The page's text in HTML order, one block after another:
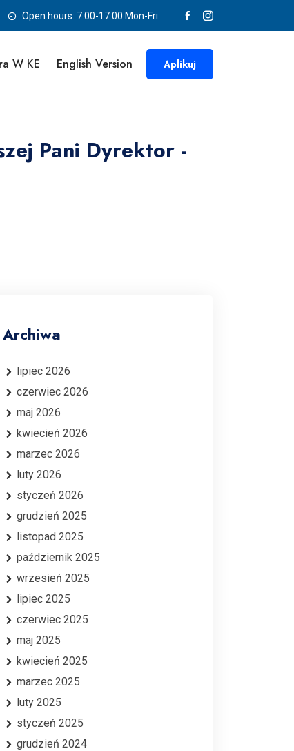
Open hours: 7.00-17.00 Mon-Fri
W KE English Version Aplikuj
Pani Dyrektor -
Archiwa
lipiec 2026
czerwiec 2026
maj 2026
kwiecień 2026
marzec 2026
luty 2026
styczeń 2026
grudzień 2025
listopad 2025
październik 2025
wrzesień 2025
lipiec 2025
czerwiec 2025
maj 2025
kwiecień 2025
marzec 2025
luty 2025
styczeń 2025
grudzień 2024